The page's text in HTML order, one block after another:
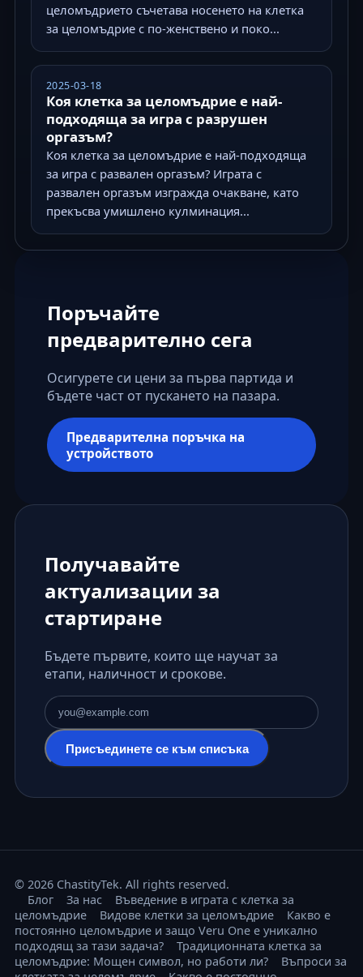
целомъдрието съчетава носенето на клетка
за целомъдрие с по-женствено и поко...
2025-03-18
Коя клетка за целомъдрие е най-
подходяща за игра с разрушен
оргазъм?
Коя клетка за целомъдрие е най-подходяща
за игра с развален оргазъм? Играта с
развален оргазъм изгражда очакване, като
прекъсва умишлено кулминация...
Поръчайте
предварително сега
Осигурете си цени за първа партида и
бъдете част от пускането на пазара.
Предварителна поръчка на
устройството
Получавайте
актуализации за
стартиране
Бъдете първите, които ще научат за
етапи, наличност и срокове.
Имейл адрес
Присъединете се към списъка
© 2026 ChastityTek. All rights reserved.
Блог
За нас
Въведение в играта с клетка за
целомъдрие
Видове клетки за целомъдрие
Какво е
постоянно целомъдрие и защо Veru One е уникално
подходящ за тази задача?
Традиционната клетка за
целомъдрие: Мощен символ, но работи ли?
Въпроси за